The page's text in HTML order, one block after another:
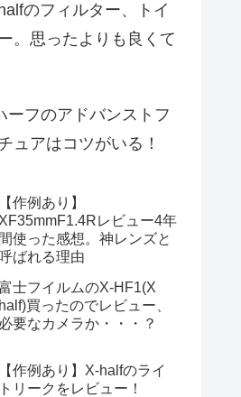
のフィルター、トイ
。思ったよりも良くて
ーフのアドバンストフ
ュアはコツがいる！
【作例あり】
XF35mmF1.4Rレビュー4年
間使った感想。神レンズと
呼ばれる理由
士フイルムのX-HF1(X
half)買ったのでレビュー、
必要なカメラか・・・？
【作例あり】X-halfのライ
トリークをレビュー！